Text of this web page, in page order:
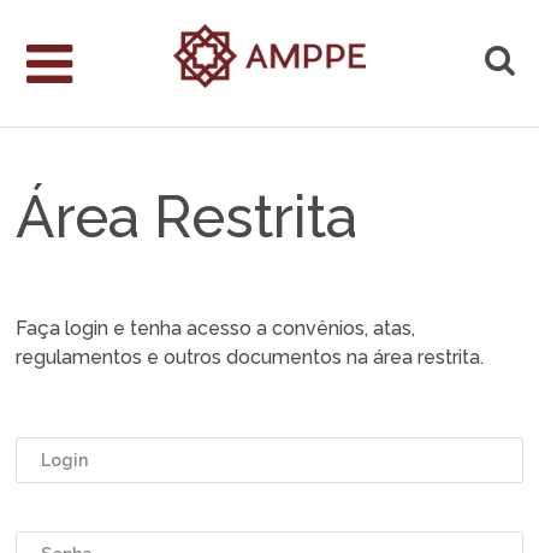
Área Restrita
Faça login e tenha acesso a convênios, atas,
regulamentos e outros documentos na área restrita.